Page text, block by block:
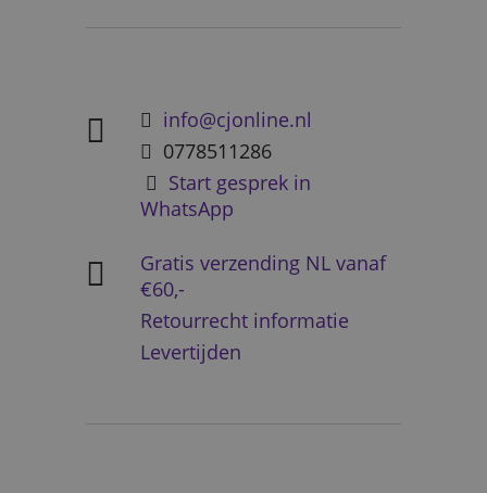
info@cjonline.nl
0778511286
Start gesprek in
WhatsApp
Gratis verzending NL vanaf
€60,-
Retourrecht informatie
Levertijden